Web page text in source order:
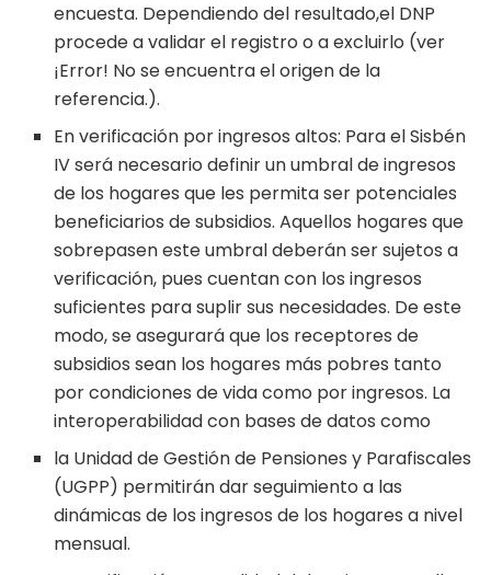
encuesta. Dependiendo del resultado,el DNP
procede a validar el registro o a excluirlo (ver
¡Error! No se encuentra el origen de la
referencia.).
En verificación por ingresos altos: Para el Sisbén
IV será necesario definir un umbral de ingresos
de los hogares que les permita ser potenciales
beneficiarios de subsidios. Aquellos hogares que
sobrepasen este umbral deberán ser sujetos a
verificación, pues cuentan con los ingresos
suficientes para suplir sus necesidades. De este
modo, se asegurará que los receptores de
subsidios sean los hogares más pobres tanto
por condiciones de vida como por ingresos. La
interoperabilidad con bases de datos como
la Unidad de Gestión de Pensiones y Parafiscales
(UGPP) permitirán dar seguimiento a las
dinámicas de los ingresos de los hogares a nivel
mensual.